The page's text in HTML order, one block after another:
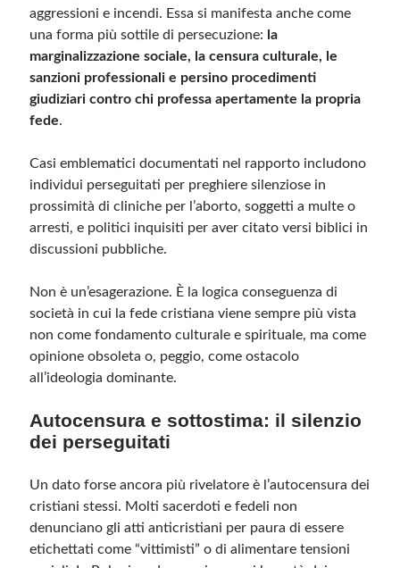
aggressioni e incendi. Essa si manifesta anche come
una forma più sottile di persecuzione: la
marginalizzazione sociale, la censura culturale, le
sanzioni professionali e persino procedimenti
giudiziari contro chi professa apertamente la propria
fede.
Casi emblematici documentati nel rapporto includono
individui perseguitati per preghiere silenziose in
prossimità di cliniche per l’aborto, soggetti a multe o
arresti, e politici inquisiti per aver citato versi biblici in
discussioni pubbliche.
Non è un’esagerazione. È la logica conseguenza di
società in cui la fede cristiana viene sempre più vista
non come fondamento culturale e spirituale, ma come
opinione obsoleta o, peggio, come ostacolo
all’ideologia dominante.
Autocensura e sottostima: il silenzio
dei perseguitati
Un dato forse ancora più rivelatore è l’autocensura dei
cristiani stessi. Molti sacerdoti e fedeli non
denunciano gli atti anticristiani per paura di essere
etichettati come “vittimisti” o di alimentare tensioni